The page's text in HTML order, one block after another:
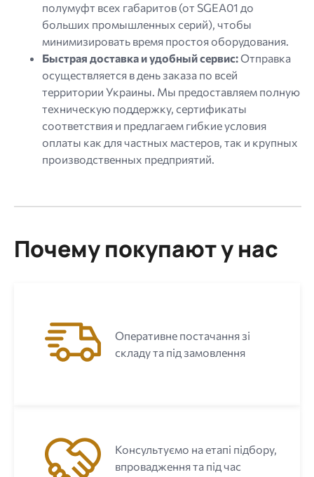
полумуфт всех габаритов (от SGEA01 до
больших промышленных серий), чтобы
минимизировать время простоя оборудования.
Быстрая доставка и удобный сервис:Отправка
осуществляется в день заказа по всей
территории Украины. Мы предоставляем полную
техническую поддержку, сертификаты
соответствия и предлагаем гибкие условия
оплаты как для частных мастеров, так и крупных
производственных предприятий.
Почему покупают у нас
Оперативне постачання зі
складу та під замовлення
Консультуємо на етапі підбору,
впровадження та під час